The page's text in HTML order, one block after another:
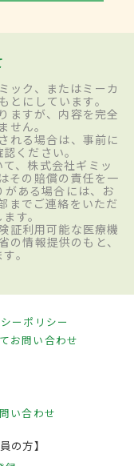
ック、またはミーカ
とにしています。
ますが、内容を完全
せん。
れる場合は、事前に
ください。
、株式会社ギミッ
その賠償の責任を一
ある場合には、お
までご連絡をいただ
す。
証利用可能な医療機
情報提供のもと、
。
ーポリシー
お問い合わせ
い合わせ
の方】